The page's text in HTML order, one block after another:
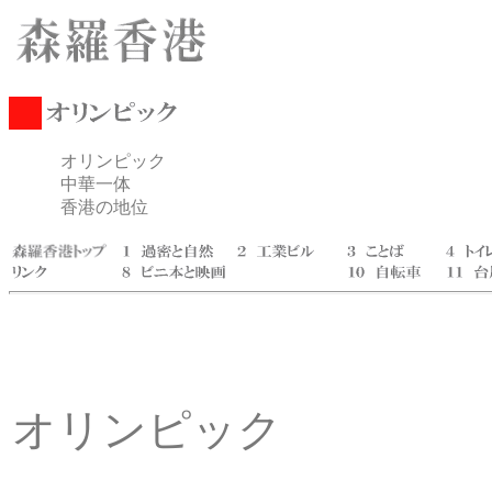
オリンピック
中華一体
香港の地位
オリンピック